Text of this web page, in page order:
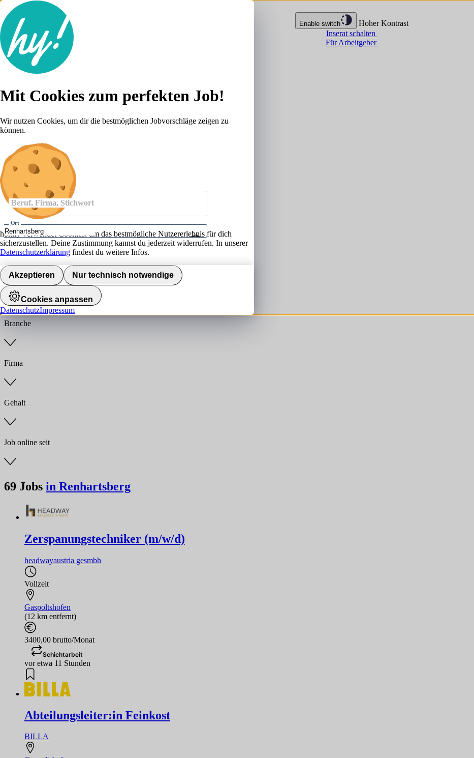
Enable switch
Hoher Kontrast
Inserat schalten
Für Arbeitgeber
Lebenslauf
Karriere-Tipps
Anmelden
Beruf, Firma, Stichwort
Ort
Umkreis
Jobs finden
Anstellungsart
Branche
Firma
Gehalt
Job online seit
69 Jobs in Renhartsberg
Zerspanungstechniker (m/w/d)
headwayaustria gesmbh
Vollzeit
Gaspoltshofen
(12 km entfernt)
3400,00 brutto/Monat
Schichtarbeit
vor etwa 11 Stunden
Abteilungsleiter:in Feinkost
BILLA
Mit Cookies zum perfekten Job!
Wir nutzen Cookies, um dir die bestmöglichen Jobvorschläge zeigen zu
können.
hokify verwendet Cookies, um das bestmögliche Nutzererlebnis für dich
sicherzustellen. Deine Zustimmung kannst du jederzeit widerrufen. In unserer
Datenschutzerklärung findest du weitere Infos.
Akzeptieren Nur technisch notwendige
Cookies anpassen
DatenschutzImpressum